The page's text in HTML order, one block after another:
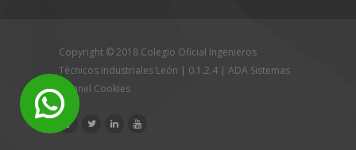
Copyright © 2018 Colegio Oficial Ingenieros
Técnicos Industriales León | 0.1.2.4 | ADA Sistemas
Panel Cookies